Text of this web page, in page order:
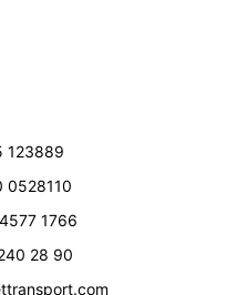
123889
0528110
1766
28 90